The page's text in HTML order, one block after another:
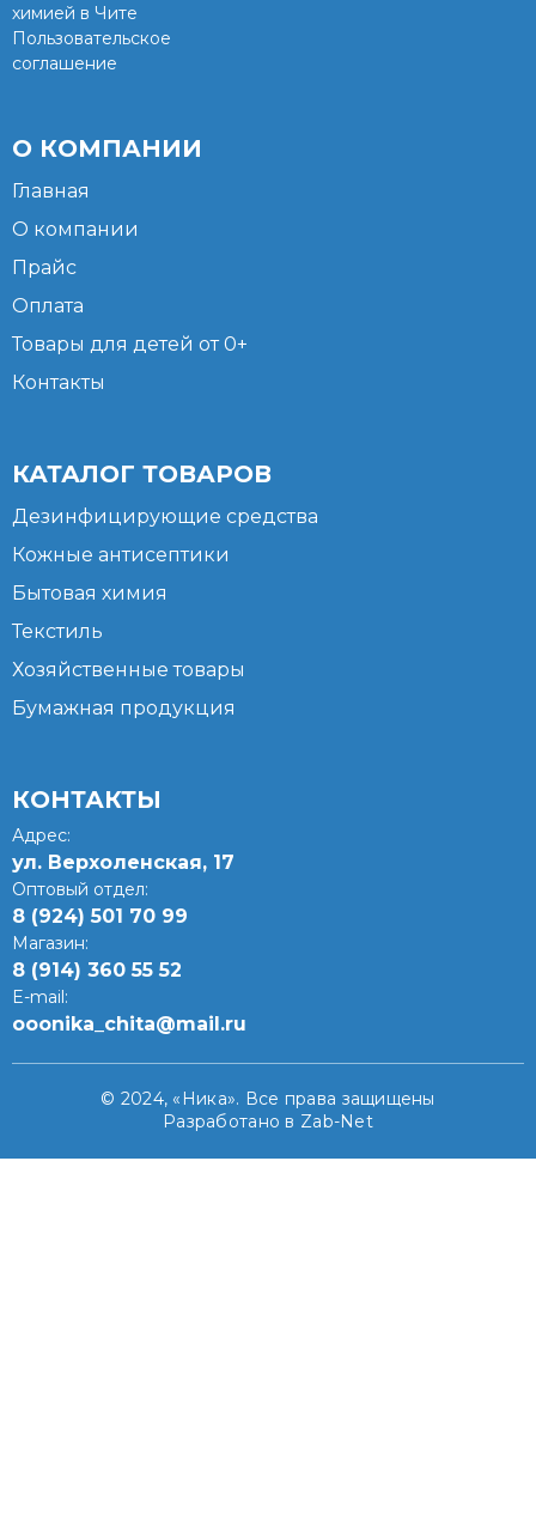
химией в Чите
Пользовательское
соглашение
О КОМПАНИИ
Главная
О компании
Прайс
Оплата
Товары для детей от 0+
Контакты
КАТАЛОГ ТОВАРОВ
Дезинфицирующие средства
Кожные антисептики
Бытовая химия
Текстиль
Хозяйственные товары
Бумажная продукция
КОНТАКТЫ
Адрес:
ул. Верхоленская, 17​
Оптовый отдел:
8 (924) 501 70 99
Магазин:
8 (914) 360 55 52
E-mail:
ooonika_chita@mail.ru
© 2024, «Ника». Все права защищены
Разработано в Zab-Net